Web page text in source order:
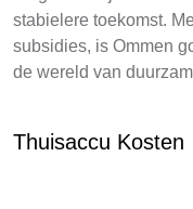
stabielere toekomst.
subsidies, is Ommen
de wereld van
Thuisaccu Kosten